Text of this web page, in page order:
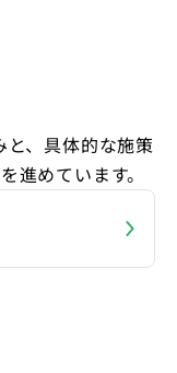
と、具体的な施策
進めています。